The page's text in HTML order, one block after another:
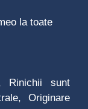
la toate
Rinichii sunt
Originare